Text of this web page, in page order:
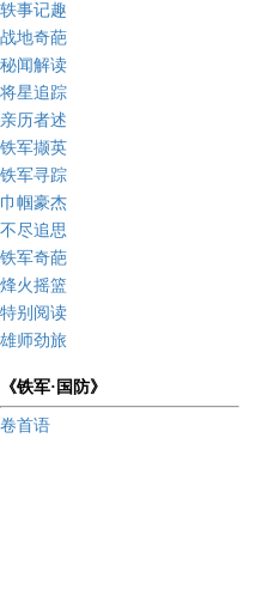
轶事记趣
战地奇葩
秘闻解读
将星追踪
亲历者述
铁军撷英
铁军寻踪
巾帼豪杰
不尽追思
铁军奇葩
烽火摇篮
特别阅读
雄师劲旅
《铁军·国防》
卷首语